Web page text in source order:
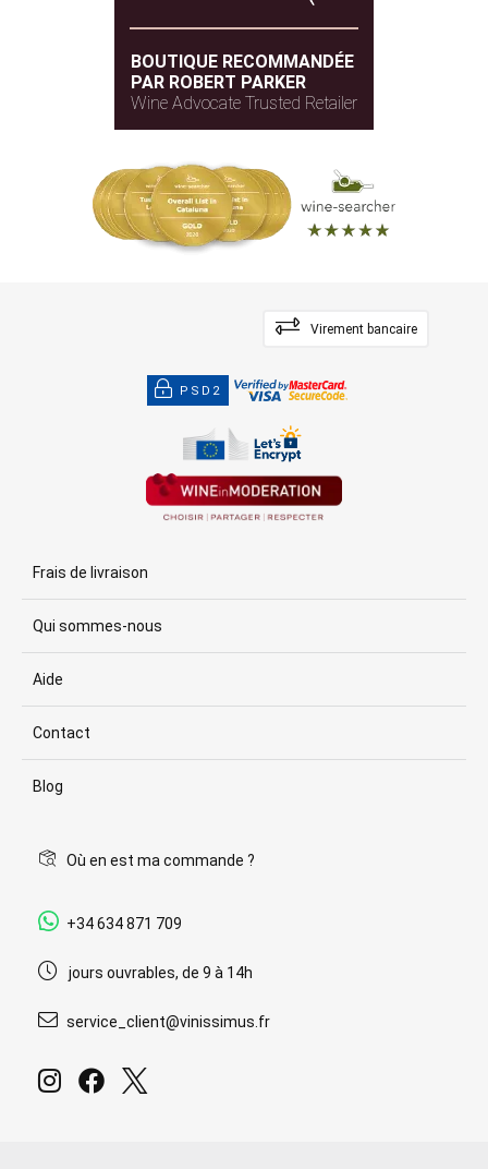
BOUTIQUE RECOMMANDÉE
PAR ROBERT PARKER
Wine Advocate Trusted Retailer
Virement bancaire
PSD2
Frais de livraison
Qui sommes-nous
Aide
Contact
Blog
Où en est ma commande ?
+34 634 871 709
jours ouvrables, de 9 à 14h
service_client@vinissimus.fr